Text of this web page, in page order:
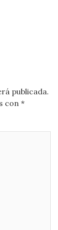
publicada.
con *